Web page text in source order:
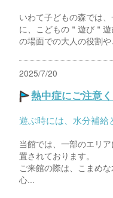
いわて子どもの森では
に、こどもの＂遊び＂
の場面での大人の役割や
2025/7/20
熱中症にご注意
遊ぶ時には、水分補給
当館では、一部のエリ
置されております。
ご来館の際は、こまめ
心...